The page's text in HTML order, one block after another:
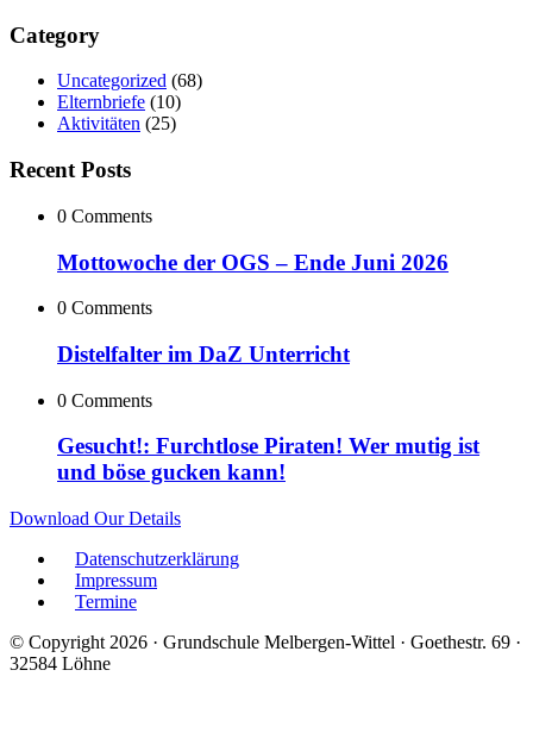
Category
Uncategorized (68)
Elternbriefe (10)
Aktivitäten (25)
Recent Posts
0 Comments
Mottowoche der OGS – Ende Juni 2026
0 Comments
Distelfalter im DaZ Unterricht
0 Comments
Gesucht!: Furchtlose Piraten! Wer mutig ist
und böse gucken kann!
Download Our Details
Datenschutzerklärung
Impressum
Termine
© Copyright 2026 · Grundschule Melbergen-Wittel · Goethestr. 69 ·
32584 Löhne